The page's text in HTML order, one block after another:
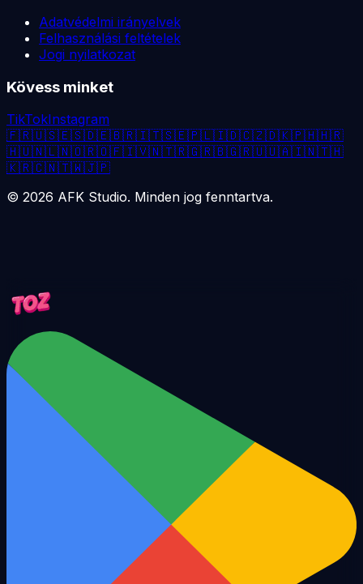
Adatvédelmi irányelvek
Felhasználási feltételek
Jogi nyilatkozat
Kövess minket
TikTokInstagram
🇫🇷🇺🇸🇪🇸🇩🇪🇧🇷🇮🇹🇸🇪🇵🇱🇮🇩🇨🇿🇩🇰🇵🇭🇭🇷
🇭🇺🇳🇱🇳🇴🇷🇴🇫🇮🇻🇳🇹🇷🇬🇷🇧🇬🇷🇺🇺🇦🇮🇳🇹🇭
🇰🇷🇨🇳🇹🇼🇯🇵
© 2026 AFK Studio. Minden jog fenntartva.